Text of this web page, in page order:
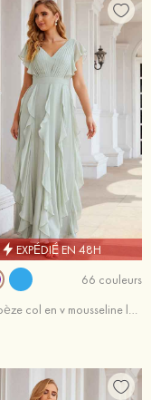
EXPÉDIÉ EN 48H
66 couleurs
Robe trapèze col en v mousseline longueur ras du sol robe de demoiselle d'honneur avec plissé volants